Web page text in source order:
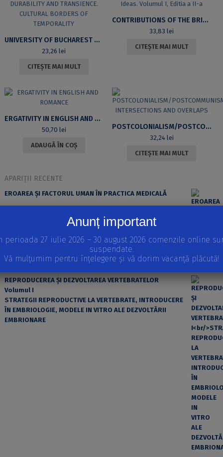
UNIVERSITY OF BUCHAREST REVIEW. A JOURNAL OF LITERARY AND CULTURAL STUDIES, VOLUME XI, NO. 1, 2009, DURABILITY AND TRANSIENCE. CULTURAL BORDERS OF TEMPORALITY
23,26lei
CITEȘTE MAI MULT
CONTRIBUTIONS OF THE BRITISH 19TH CENTURY – THE VICTORIAN AGE – TO THE HISTORY OF LITERATURE AND IDEAS. VOLUMUL I, EDITIA A II-A
33,83lei
CITEȘTE MAI MULT
ERGATIVITY IN ENGLISH AND ROMANCE
50,70 lei
ADAUGĂ ÎN COȘ
POSTCOLONIALISM/POSTCOMMUNISM. INTERSECTIONS AND OVERLAPS
32,24 lei
CITEȘTE MAI MULT
APARIȚII RECENTE
EROAREA ȘI FACTORUL UMAN ÎN PRACTICA MEDICALĂ
REPRODUCEREA ȘI DEZVOLTAREA VERTEBRATELOR
Volumul I
STRATEGII REPRODUCTIVE LA VERTEBRATE, INTRODUCERE
ÎN EMBRIOLOGIE, MODELE IN VITRO ALE DEZVOLTĂRII
EMBRIONARE
Anunț important
perioada 27 iulie 2026 – 30 august 2026 comenzile online
suspendate.
Vă mulțumim pentru înțelegere și vă dorim vacanță plăcută!